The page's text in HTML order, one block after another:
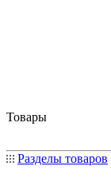
Товары
Разделы товаров